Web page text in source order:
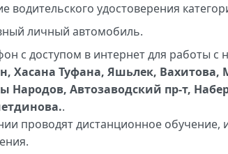
водительского удостоверения
личный автомобиль.
с доступом в интернет для работы с
Хасана Туфана, Яшьлек,
Народов, Автозаводский пр-т,
.
проводят дистанционное